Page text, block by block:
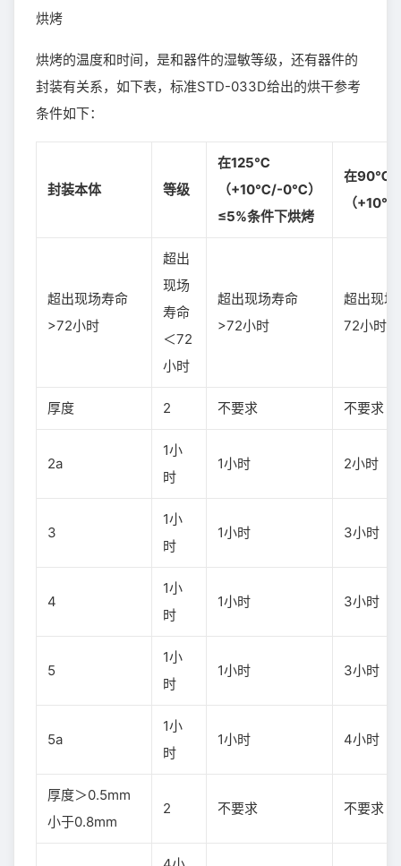
烘烤
烘烤的温度和时间，是和器件的湿敏等级，还有器件的
封装有关系，如下表，标准STD-033D给出的烘干参考
条件如下：
封装本体 等级
在125℃
（+10℃/-0℃）
≤5%条件下烘烤
在90℃
（
超出现场寿命
>72小时
超出
现场
寿命
＜72
小时
超出现场寿命
>72小时
超出现场
72小时
厚度 2 不要求 不要求
2a
1小
时
1小时 2小时
3
1小
时
1小时 3小时
4
1小
时
1小时 3小时
5
1小
时
1小时 3小时
5a
1小
时
1小时 4小时
厚度＞0.5mm
小于0.8mm
2 不要求 不要求